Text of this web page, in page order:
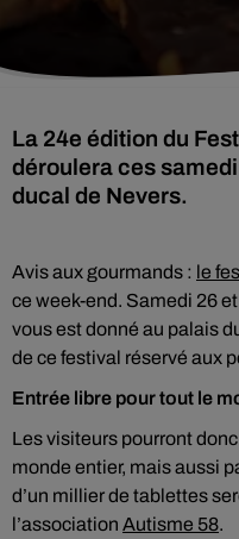
La 24e édition du
déroulera ces
ducal de Nevers.
Avis aux gourmands : le
ce week-end. Samedi 26
vous est donné au palais
de ce festival réservé aux
Entrée libre pour tout le
Les visiteurs pourront
monde entier, mais aussi
d’un millier de tablettes
l’association Autisme 58.